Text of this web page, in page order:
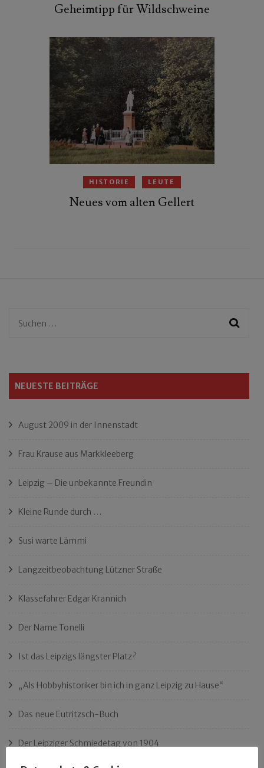
Geheimtipp für Wildschweine
HISTORIE LEUTE
Neues vom alten Gellert
Suchen
NEUESTE BEITRÄGE
August 2009 in der Innenstadt
Frau Krause aus Markkleeberg
Leipzig – Die unbekannte Freundin
Kleine Runde durch …
Susi warte Lämmi
Langzeitbeobachtung Lützner Straße
Klassefahrer Edgar Krannich
Der Name Tonelli
Ist das Leipzigs längster Platz?
„Als Hobbyhistoriker bin ich in ganz Leipzig zu Hause“
Das neue Eutritzsch-Buch
Der Leipziger Schmiedetag von 1904